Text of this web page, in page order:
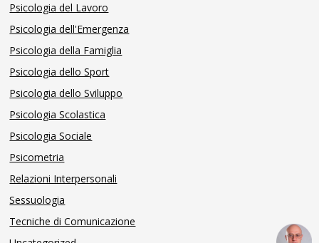
Psicologia del Lavoro
Psicologia dell'Emergenza
Psicologia della Famiglia
Psicologia dello Sport
Psicologia dello Sviluppo
Psicologia Scolastica
Psicologia Sociale
Psicometria
Relazioni Interpersonali
Sessuologia
Tecniche di Comunicazione